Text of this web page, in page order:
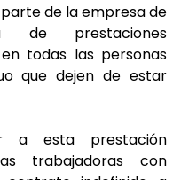
de la empresa de
de prestaciones
todas las personas
que dejen de estar
a esta prestación
trabajadoras con